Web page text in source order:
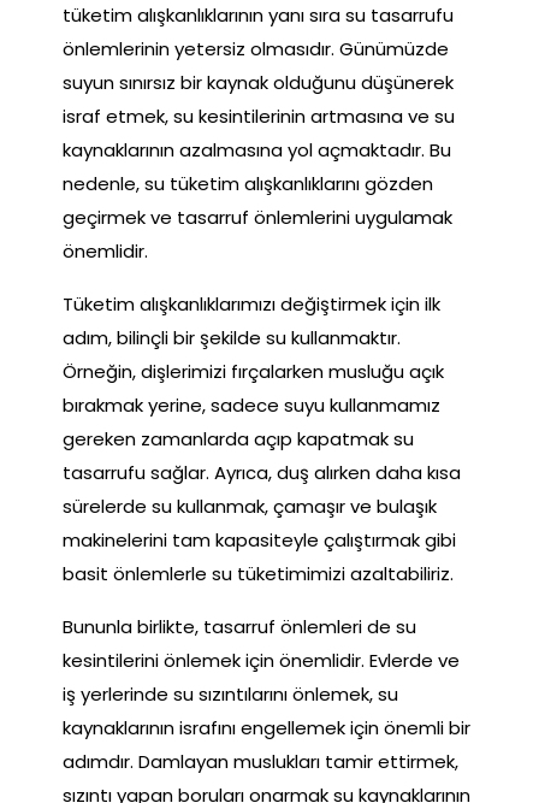
tüketim alışkanlıklarının yanı sıra su tasarrufu
önlemlerinin yetersiz olmasıdır. Günümüzde
suyun sınırsız bir kaynak olduğunu düşünerek
israf etmek, su kesintilerinin artmasına ve su
kaynaklarının azalmasına yol açmaktadır. Bu
nedenle, su tüketim alışkanlıklarını gözden
geçirmek ve tasarruf önlemlerini uygulamak
önemlidir.
Tüketim alışkanlıklarımızı değiştirmek için ilk
adım, bilinçli bir şekilde su kullanmaktır.
Örneğin, dişlerimizi fırçalarken musluğu açık
bırakmak yerine, sadece suyu kullanmamız
gereken zamanlarda açıp kapatmak su
tasarrufu sağlar. Ayrıca, duş alırken daha kısa
sürelerde su kullanmak, çamaşır ve bulaşık
makinelerini tam kapasiteyle çalıştırmak gibi
basit önlemlerle su tüketimimizi azaltabiliriz.
Bununla birlikte, tasarruf önlemleri de su
kesintilerini önlemek için önemlidir. Evlerde ve
iş yerlerinde su sızıntılarını önlemek, su
kaynaklarının israfını engellemek için önemli bir
adımdır. Damlayan muslukları tamir ettirmek,
sızıntı yapan boruları onarmak su kaynaklarının